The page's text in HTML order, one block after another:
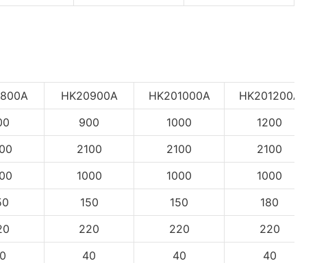
HK20900A HK201000A
HK201200A
900 1000
1200
2100 2100
2100
1000 1000
1000
150 150
180
220 220
220
40 40
40